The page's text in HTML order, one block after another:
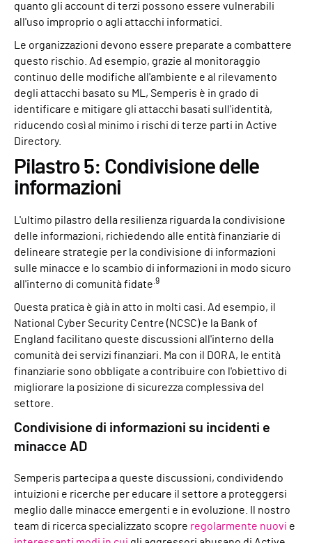
quanto gli account di terzi possono essere vulnerabili
all'uso improprio o agli attacchi informatici.
Le organizzazioni devono essere preparate a combattere
questo rischio. Ad esempio, grazie al monitoraggio
continuo delle modifiche all'ambiente e al rilevamento
degli attacchi basato su ML, Semperis è in grado di
identificare e mitigare gli attacchi basati sull'identità,
riducendo così al minimo i rischi di terze parti in Active
Directory.
Pilastro 5: Condivisione delle
informazioni
L'ultimo pilastro della resilienza riguarda la condivisione
delle informazioni, richiedendo alle entità finanziarie di
delineare strategie per la condivisione di informazioni
sulle minacce e lo scambio di informazioni in modo sicuro
all'interno di comunità fidate .9
Questa pratica è già in atto in molti casi. Ad esempio, il
National Cyber Security Centre (NCSC) e la Bank of
England facilitano queste discussioni all'interno della
comunità dei servizi finanziari. Ma con il DORA, le entità
finanziarie sono obbligate a contribuire con l'obiettivo di
migliorare la posizione di sicurezza complessiva del
settore.
Condivisione di informazioni su incidenti e
minacce AD
Semperis partecipa a queste discussioni, condividendo
intuizioni e ricerche per educare il settore a proteggersi
meglio dalle minacce emergenti e in evoluzione. Il nostro
team di ricerca specializzato scopre regolarmente nuovi e